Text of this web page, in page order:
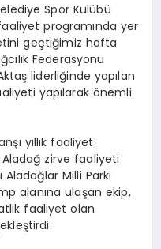
Spor Kulübü
faaliyet programında yer
geçtiğimiz hafta
Federasyonu
liderliğinde yapılan
yapılarak önemli
yıllık faaliyet
zirve faaliyeti
Milli Parkı
alanına ulaşan ekip,
faaliyet olan